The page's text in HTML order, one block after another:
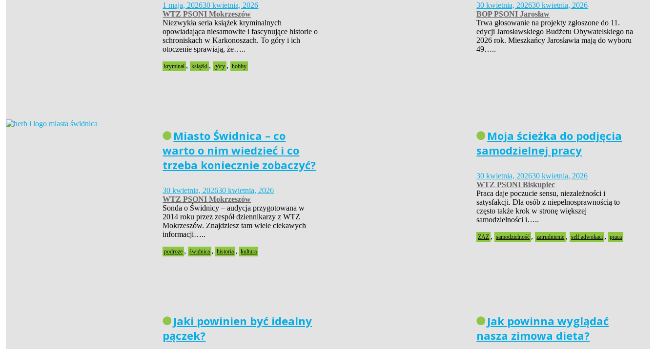
1 maja, 202630 kwietnia, 2026
WTZ PSONI Mokrzeszów
Niezwykła seria książek kryminalnych
opowiadająca niesamowite i fascynujące historie o
schroniskach w Karkonoszach. To góry i ich
otoczenie sprawiają, że…..
kryminał , książki , góry , hobby
30 kwietnia, 202630 kwietnia, 2026
BOP PSONI Jarosław
Trwa głosowanie na projekty zgłoszone do 11.
edycji Jarosławskiego Budżetu Obywatelskiego na
2026 rok. Mieszkańcy Jarosławia mają do wyboru
49…..
Miasto Świdnica – co
warto o nim wiedzieć i co
trzeba koniecznie zobaczyć?
30 kwietnia, 202630 kwietnia, 2026
WTZ PSONI Mokrzeszów
Sonda o Świdnicy – audycja przygotowana w
2014 roku przez zespół dziennikarzy z WTZ
Mokrzeszów. Znajdziesz tam wiele ciekawych
informacji…..
podroże , świdnica , historia , kultura
Moja ścieżka do podjęcia
samodzielnej pracy
30 kwietnia, 202630 kwietnia, 2026
WTZ PSONI Biskupiec
Praca daje poczucie sensu, niezależności i
satysfakcji. Dla osób z niepełnosprawnością to
często także krok w stronę większej
samodzielności i…..
ZAZ , samodzielność , zatrudnienie , self adwokaci , praca
Jaki powinien być idealny
pączek?
Jak powinna wyglądać
nasza zimowa dieta?